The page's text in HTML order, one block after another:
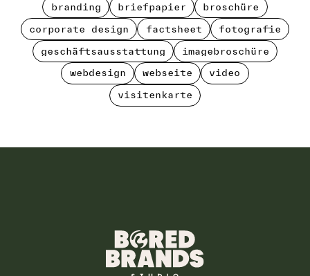
branding
branding
briefpapier
briefpapier
broschüre
broschüre
corporate design
corporate design
factsheet
factsheet
fotografie
fotografie
geschäftsausstattung
geschäftsausstattung
imagebroschüre
imagebroschüre
webdesign
webdesign
webseite
webseite
video
video
visitenkarte
visitenkarte